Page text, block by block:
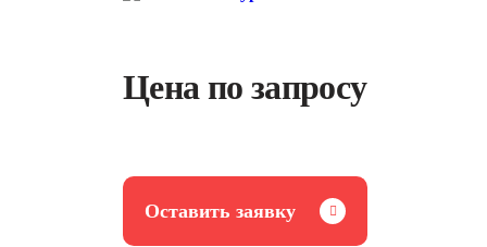
арт.
Цена по запросу
Оставить заявку